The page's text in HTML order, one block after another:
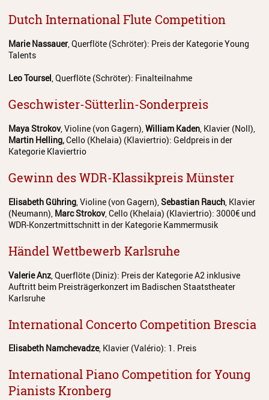
Dutch International Flute Competition
Marie Nassauer, Querflöte (Schröter): Preis der Kategorie Young
Talents
Leo Toursel, Querflöte (Schröter): Finalteilnahme
Geschwister-Sütterlin-Sonderpreis
Maya Strokov, Violine (von Gagern),William Kaden, Klavier (Noll),
Martin Helling,Cello (Khelaia) (Klaviertrio): Geldpreis in der
Kategorie Klaviertrio
Gewinn des WDR-Klassikpreis Münster
Elisabeth Gühring , Violine (von Gagern), Sebastian Rauch , Klavier
(Neumann), Marc Strokov, Cello (Khelaia) (Klaviertrio): 3000€ und
WDR-Konzertmittschnitt in der Kategorie Kammermusik
Händel Wettbewerb Karlsruhe
Valerie Anz , Querflöte (Diniz): Preis der Kategorie A2 inklusive
Auftritt beim Preisträgerkonzert im Badischen Staatstheater
Karlsruhe
International Concerto Competition Brescia
Elisabeth Namchevadze, Klavier (Valério): 1. Preis
International Piano Competition for Young
Pianists Kronberg